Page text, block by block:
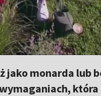
jako monarda lub